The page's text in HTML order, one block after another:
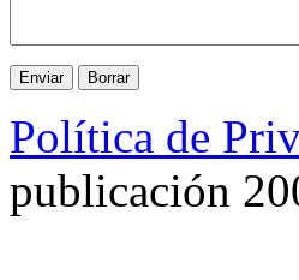
Política de
publicación